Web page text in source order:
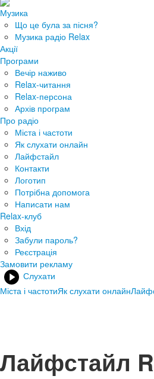
Музика
Що це була за пісня?
Музика радіо Relax
Акції
Програми
Вечір наживо
Relax-читання
Relax-персона
Архів програм
Про радіо
Міста і частоти
Як слухати онлайн
Лайфстайл
Контакти
Логотип
Потрібна допомога
Написати нам
Relax-клуб
Вхід
Забули пароль?
Реєстрація
Замовити рекламу
Слухати
Міста і частотиЯк слухати онлайн
Лайфстайл